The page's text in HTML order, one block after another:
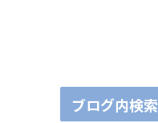
ブログ内検索